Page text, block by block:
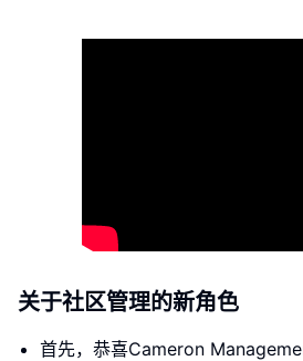
关于社区管理的新角色
首先，恭喜Cameron